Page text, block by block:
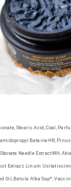
Stearic Acid, Coal,
BetaineHR, Pinus
Needle ExtractWH,
Extract, Linum
Oil, Betula Alba Sap*,